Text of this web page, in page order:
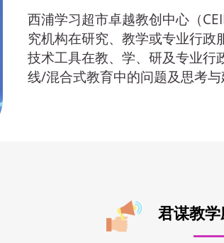
西浦学习超市卓越教创中心（
究机构在研究、教学或专业行政
技术工具在教、学、研及专业
线/混合式教育中的问题及思考与
君谋教